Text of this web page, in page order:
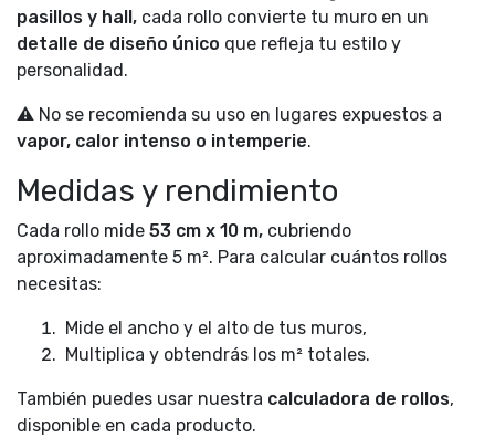
pasillos y hall, cada rollo convierte tu muro en un
detalle de diseño único que refleja tu estilo y
personalidad.
⚠️ No se recomienda su uso en lugares expuestos a
vapor, calor intenso o intemperie.
Medidas y rendimiento
Cada rollo mide 53 cm x 10 m, cubriendo
aproximadamente 5 m². Para calcular cuántos rollos
necesitas:
Mide el ancho y el alto de tus muros,
Multiplica y obtendrás los m² totales.
También puedes usar nuestra calculadora de rollos,
disponible en cada producto.